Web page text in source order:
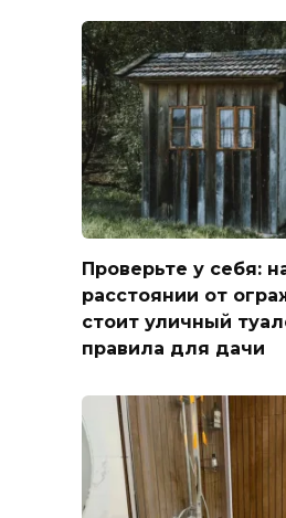
Проверьте у себя:
расстоянии от
стоит уличный
правила для дачи